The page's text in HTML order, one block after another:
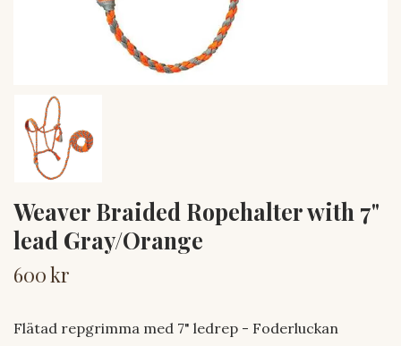
Weaver Braided Ropehalter with 7"
lead Gray/Orange
600 kr
Flätad repgrimma med 7" ledrep - Foderluckan